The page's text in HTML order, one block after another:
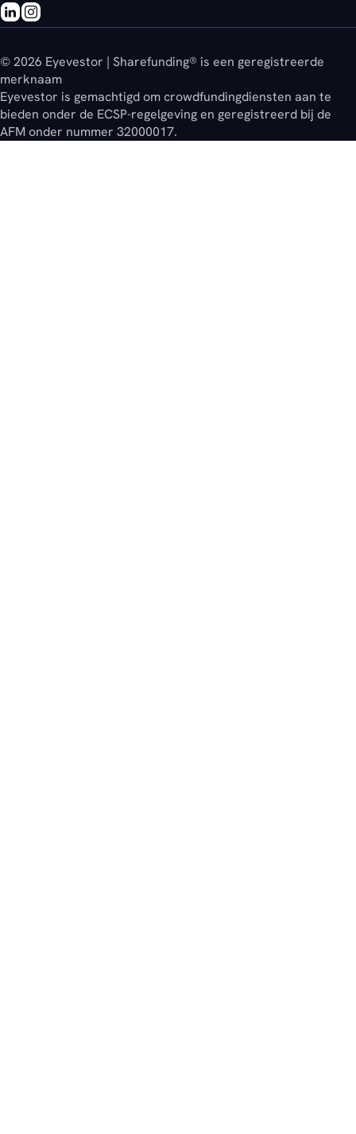
© 2026 Eyevestor | Sharefunding® is een geregistreerde
merknaam
Eyevestor is gemachtigd om crowdfundingdiensten aan te
bieden onder de ECSP-regelgeving en geregistreerd bij de
AFM onder nummer 32000017.